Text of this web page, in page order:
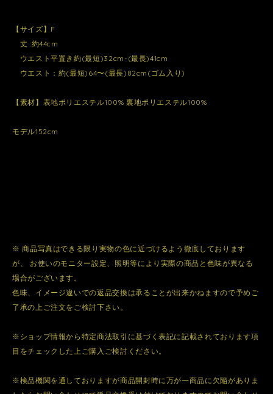
【サイズ】F
丈 :約44cm
ウエスト平置き約(最短)32cm-(最長)41cm
ウエスト：約(最短)64〜(最長)82cm(ゴム入り)
【素材】表地ポリエステル100% 裏地ポリエステル100%
モデル152cm
※ 商品写真はできる限り実物の色に近づけるよう徹底しております
が、 お使いのモニター設定、照明等により実際の商品と色味が異なる
場合がございます。
色味、イメージ違いでの返品交換は承ることが出来かねますので予めご
了承の上ご注文をご検討下さい。
※ショップ情報から特定商法取引に基づく表記に記載されております項
目をチェックした上ご購入ご検討ください。
※検品機関を通しておりますが商品開封時に万が一商品に欠陥がありま